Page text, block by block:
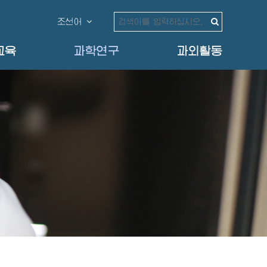
조선어
육 과학연구 과외활동